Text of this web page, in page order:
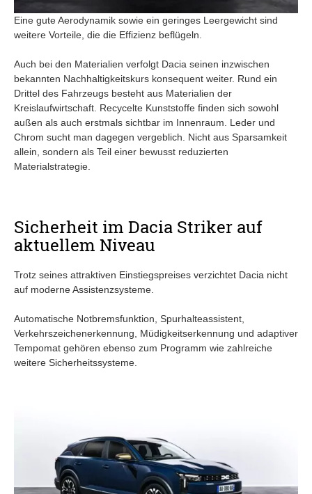
Eine gute Aerodynamik sowie ein geringes Leergewicht sind
weitere Vorteile, die die Effizienz beflügeln.
Auch bei den Materialien verfolgt Dacia seinen inzwischen
bekannten Nachhaltigkeitskurs konsequent weiter. Rund ein
Drittel des Fahrzeugs besteht aus Materialien der
Kreislaufwirtschaft. Recycelte Kunststoffe finden sich sowohl
außen als auch erstmals sichtbar im Innenraum. Leder und
Chrom sucht man dagegen vergeblich. Nicht aus Sparsamkeit
allein, sondern als Teil einer bewusst reduzierten
Materialstrategie.
Sicherheit im Dacia Striker auf
aktuellem Niveau
Trotz seines attraktiven Einstiegspreises verzichtet Dacia nicht
auf moderne Assistenzsysteme.
Automatische Notbremsfunktion, Spurhalteassistent,
Verkehrszeichenerkennung, Müdigkeitserkennung und adaptiver
Tempomat gehören ebenso zum Programm wie zahlreiche
weitere Sicherheitssysteme.